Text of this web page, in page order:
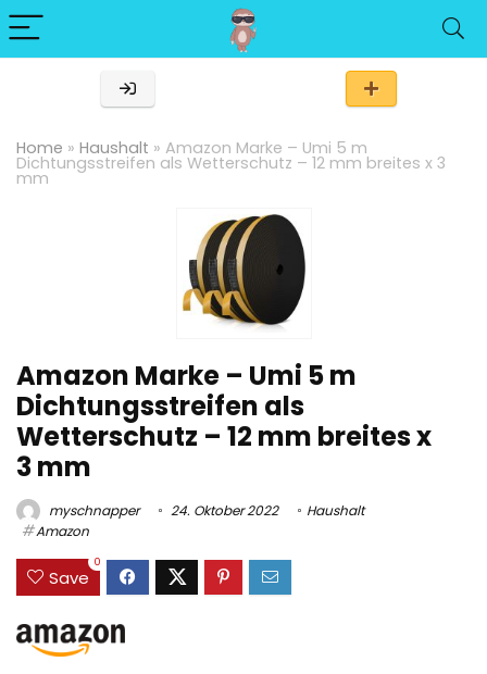
Home » Haushalt » Amazon Marke – Umi 5 m
Dichtungsstreifen als Wetterschutz – 12 mm breites x 3
mm
Amazon Marke – Umi 5 m
Dichtungsstreifen als
Wetterschutz – 12 mm breites x
3 mm
myschnapper 24. Oktober 2022
Haushalt
Amazon
Save
0